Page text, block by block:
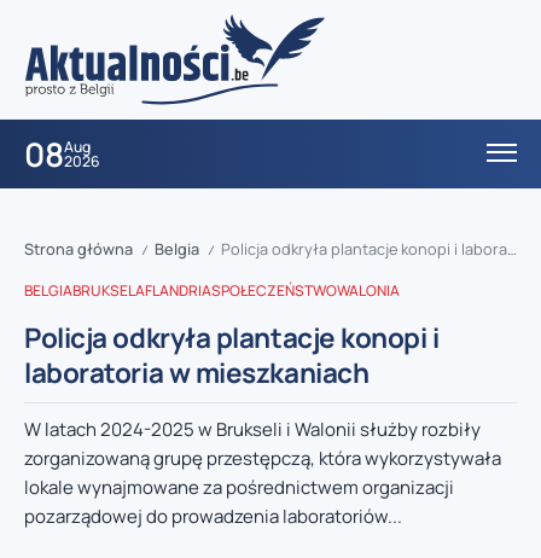
08Aug
2026
Strona główna / Belgia / Policja odkryła plantacje konopi i laboratoria w mieszkaniach
BELGIABRUKSELAFLANDRIASPOŁECZEŃSTWOWALONIA
Policja odkryła plantacje konopi i
laboratoria w mieszkaniach
W latach 2024-2025 w Brukseli i Walonii służby rozbiły
zorganizowaną grupę przestępczą, która wykorzystywała
lokale wynajmowane za pośrednictwem organizacji
pozarządowej do prowadzenia laboratoriów...